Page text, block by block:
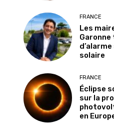
FRANCE
Les
solaire
FRANCE
Éclipse
sur la
en